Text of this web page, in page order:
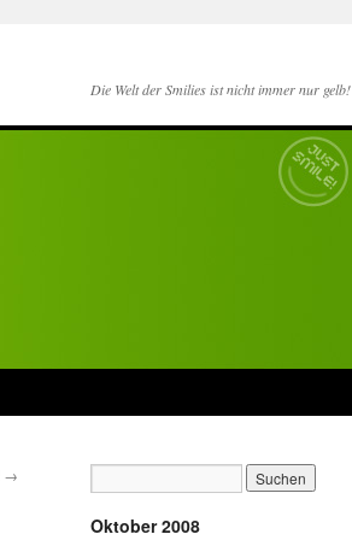
Die Welt der Smilies ist nicht immer nur gelb!
→
Oktober 2008